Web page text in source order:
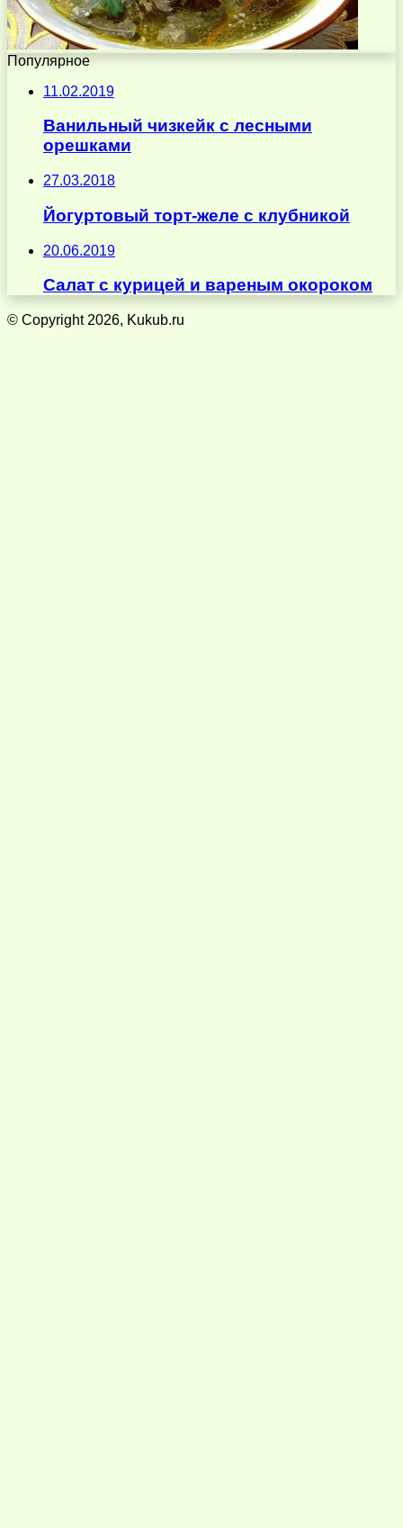
Популярное
11.02.2019
Ванильный чизкейк с лесными
орешками
27.03.2018
Йогуртовый торт-желе с клубникой
20.06.2019
Салат с курицей и вареным окороком
© Copyright 2026, Kukub.ru